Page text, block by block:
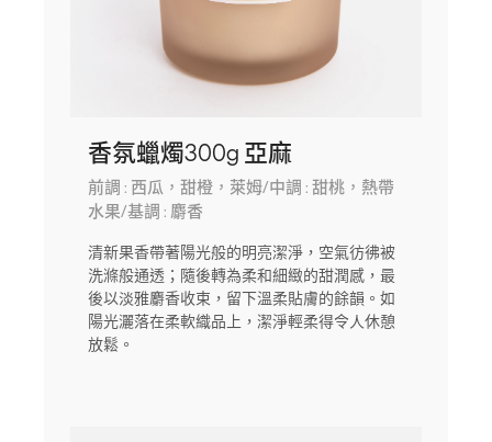
香氛蠟燭300g 亞麻
前調 : 西瓜，甜橙，萊姆/中調 : 甜桃，熱帶
水果/基調 : 麝香
清新果香帶著陽光般的明亮潔淨，空氣彷彿被
洗滌般通透；隨後轉為柔和細緻的甜潤感，最
後以淡雅麝香收束，留下溫柔貼膚的餘韻。如
陽光灑落在柔軟織品上，潔淨輕柔得令人休憩
放鬆。